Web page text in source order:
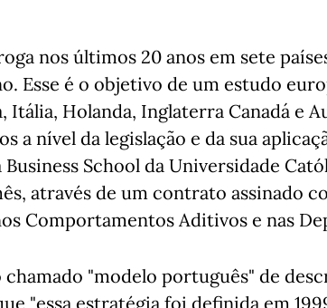
nos últimos 20 anos em sete
Esse é o objetivo de um estudo
Itália, Holanda, Inglaterra Canadá e
a nível da legislação e da sua
School da Universidade
através de um contrato assinado
Comportamentos Aditivos e nas
chamado "modelo português" de
"essa estratégia foi definida em